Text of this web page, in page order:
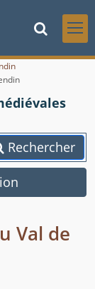
Rechercher
Val de